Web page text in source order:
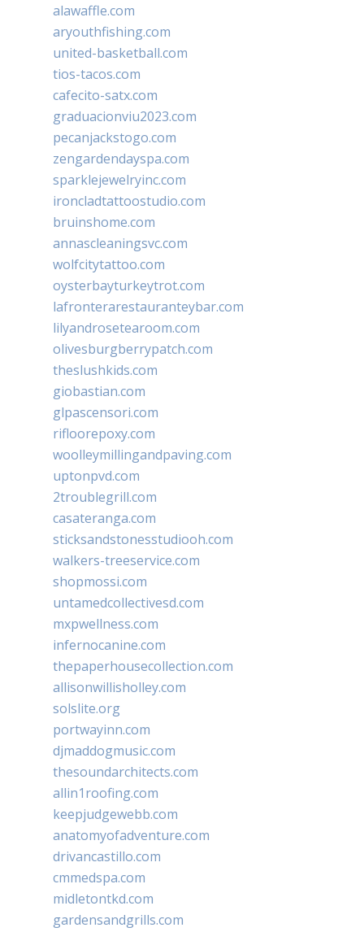
alawaffle.com
aryouthfishing.com
united-basketball.com
tios-tacos.com
cafecito-satx.com
graduacionviu2023.com
pecanjackstogo.com
zengardendayspa.com
sparklejewelryinc.com
ironcladtattoostudio.com
bruinshome.com
annascleaningsvc.com
wolfcitytattoo.com
oysterbayturkeytrot.com
lafronterarestauranteybar.com
lilyandrosetearoom.com
olivesburgberrypatch.com
theslushkids.com
giobastian.com
glpascensori.com
rifloorepoxy.com
woolleymillingandpaving.com
uptonpvd.com
2troublegrill.com
casateranga.com
sticksandstonesstudiooh.com
walkers-treeservice.com
shopmossi.com
untamedcollectivesd.com
mxpwellness.com
infernocanine.com
thepaperhousecollection.com
allisonwillisholley.com
solslite.org
portwayinn.com
djmaddogmusic.com
thesoundarchitects.com
allin1roofing.com
keepjudgewebb.com
anatomyofadventure.com
drivancastillo.com
cmmedspa.com
midletontkd.com
gardensandgrills.com